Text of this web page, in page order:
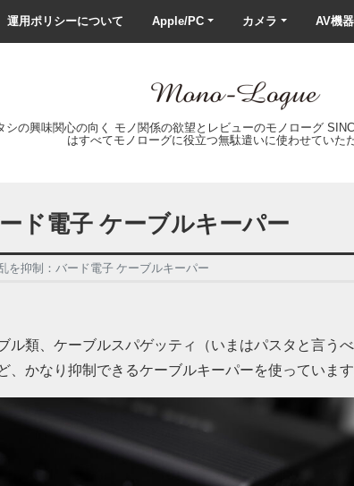
運用ポリシーについて Apple/PC カメラ AV機
シの興味関心の向く モノ関係の欲望とレビューのモノローグ
はすべてモノローグに役立つ無駄遣いに使わせていた
ド電子 ケーブルキーパー
を抑制：バード電子 ケーブルキーパー
ル類、ケーブルスパゲッティ（いまはパスタと言うべ
かなり抑制できるケーブルキーパーを使っています